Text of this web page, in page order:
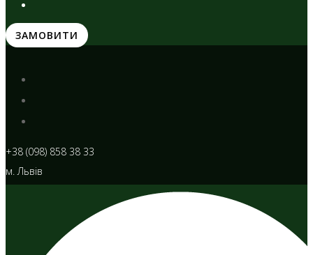
ЗАМОВИТИ
+38 (098) 858 38 33
м. Львів